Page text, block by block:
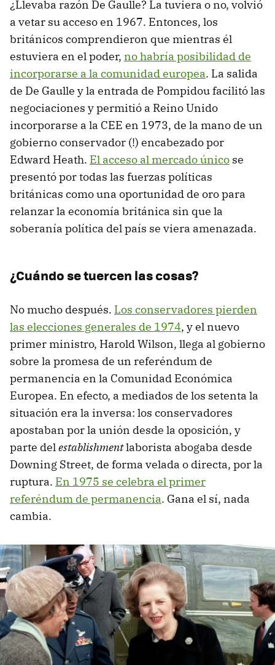
¿Llevaba razón De Gaulle? La tuviera o no, volvió
a vetar su acceso en 1967. Entonces, los
británicos comprendieron que mientras él
estuviera en el poder, no habría posibilidad de
incorporarse a la comunidad europea. La salida
de De Gaulle y la entrada de Pompidou facilitó las
negociaciones y permitió a Reino Unido
incorporarse a la CEE en 1973, de la mano de un
gobierno conservador (!) encabezado por
Edward Heath. El acceso al mercado único se
presentó por todas las fuerzas políticas
británicas como una oportunidad de oro para
relanzar la economía británica sin que la
soberanía política del país se viera amenazada.
¿Cuándo se tuercen las cosas?
No mucho después. Los conservadores pierden
las elecciones generales de 1974, y el nuevo
primer ministro, Harold Wilson, llega al gobierno
sobre la promesa de un referéndum de
permanencia en la Comunidad Económica
Europea. En efecto, a mediados de los setenta la
situación era la inversa: los conservadores
apostaban por la unión desde la oposición, y
parte delestablishmentlaborista abogaba desde
Downing Street, de forma velada o directa, por la
ruptura. En 1975 se celebra el primer
referéndum de permanencia. Gana el sí, nada
cambia.